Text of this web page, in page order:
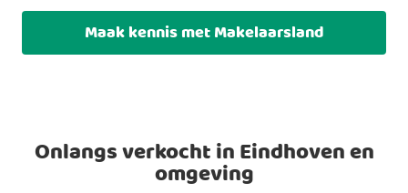
Maak kennis met Makelaarsland
Onlangs verkocht in Eindhoven en
omgeving